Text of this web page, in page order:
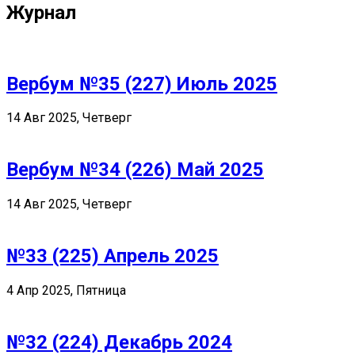
Журнал
Вербум №35 (227) Июль 2025
14 Авг 2025, Четверг
Вербум №34 (226) Май 2025
14 Авг 2025, Четверг
№33 (225) Апрель 2025
4 Апр 2025, Пятница
№32 (224) Декабрь 2024